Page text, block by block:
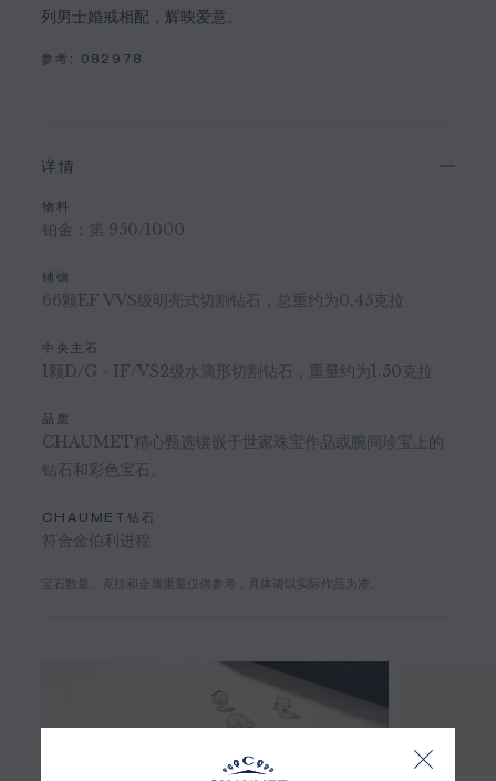
列男士婚戒相配，辉映爱意。
参考: 082978
详情
物料
铂金：第 950/1000
铺镶
66颗EF VVS级明亮式切割钻石，总重约为0.45克拉
中央主石
1颗D/G - IF/VS2级水滴形切割钻石，重量约为1.50克拉
品质
CHAUMET精心甄选镶嵌于世家珠宝作品或腕间珍宝上的
钻石和彩色宝石。
CHAUMET钻石
符合金伯利进程
宝石数量、克拉和金属重量仅供参考，具体请以实际作品为准。